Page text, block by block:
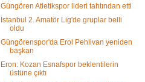
Güngören Atletikspor lideri tahtından etti
İstanbul 2. Amatör Lig'de gruplar belli
oldu
Güngörenspor'da Erol Pehlivan yeniden
başkan
Eron: Kozan Esnafspor beklentilerin
üstüne çıktı